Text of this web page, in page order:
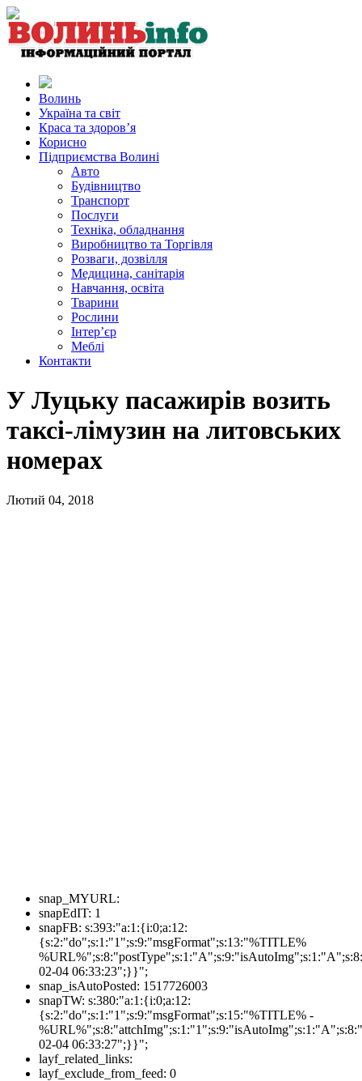
Волинь
Україна та світ
Краса та здоров’я
Корисно
Підприємства Волині
Авто
Будівництво
Транспорт
Послуги
Техніка, обладнання
Виробництво та Торгівля
Розваги, дозвілля
Медицина, санітарія
Навчання, освіта
Тварини
Рослини
Інтер’єр
Меблі
Контакти
У Луцьку пасажирів возить
таксі-лімузин на литовських
номерах
Лютий 04, 2018
snap_MYURL:
snapEdIT: 1
snapFB: s:393:"a:1:{i:0;a:12:
{s:2:"do";s:1:"1";s:9:"msgFormat";s:13:"%TITLE%
02-04 06:33:23";}}";
snap_isAutoPosted: 1517726003
snapTW: s:380:"a:1:{i:0;a:12:
{s:2:"do";s:1:"1";s:9:"msgFormat";s:15:"%TITLE% -
02-04 06:33:27";}}";
layf_related_links:
layf_exclude_from_feed: 0